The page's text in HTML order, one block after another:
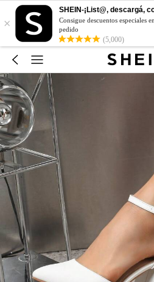
×
SHEIN-¡List@, descargá,
Consigue descuentos especiales
pedido
(5,000)